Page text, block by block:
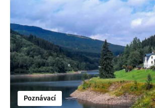
Poznávací